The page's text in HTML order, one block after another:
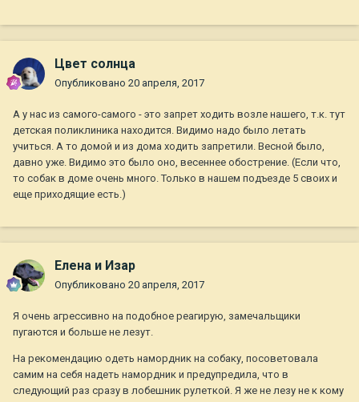
Цвет солнца
Опубликовано 20 апреля, 2017
А у нас из самого-самого - это запрет ходить возле нашего, т.к. тут
детская поликлиника находится. Видимо надо было летать
учиться. А то домой и из дома ходить запретили. Весной было,
давно уже. Видимо это было оно, весеннее обострение. (Если что,
то собак в доме очень много. Только в нашем подъезде 5 своих и
еще приходящие есть.)
Елена и Изар
Опубликовано 20 апреля, 2017
Я очень агрессивно на подобное реагирую, замечальщики
пугаются и больше не лезут.
На рекомендацию одеть намордник на собаку, посоветовала
самим на себя надеть намордник и предупредила, что в
следующий раз сразу в лобешник рулеткой. Я же не лезу не к кому